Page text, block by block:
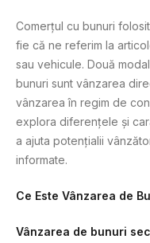
Comerțul cu bunuri
fie că ne referim la
sau vehicule. Două
bunuri sunt vânzarea
vânzarea în regim de
explora diferențele și
a ajuta potențialii
informate.
Ce Este Vânzarea de
Vânzarea de bunuri